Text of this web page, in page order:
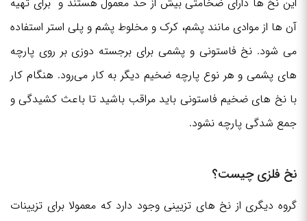
آن ها از موادی مانند پشم، کرک و مخلوط پشم و پلی استر استفاده
می شود. نخ فاستونی و پشمی برای برجسته ‌دوزی بر روی پارچه‌
های پشمی و هر نوع پارچه ضخیم دیگر به کار می‌رود. هنگام کار
با نخ های ضخیم فاستونی باید مراقب باشید تا باعث کشیدگی و
جمع شدگی پارچه نشود.
نخ فلزی چیست؟
گروه دیگری از نخ های تزیینی وجود دارد که معمولا برای تزیینات